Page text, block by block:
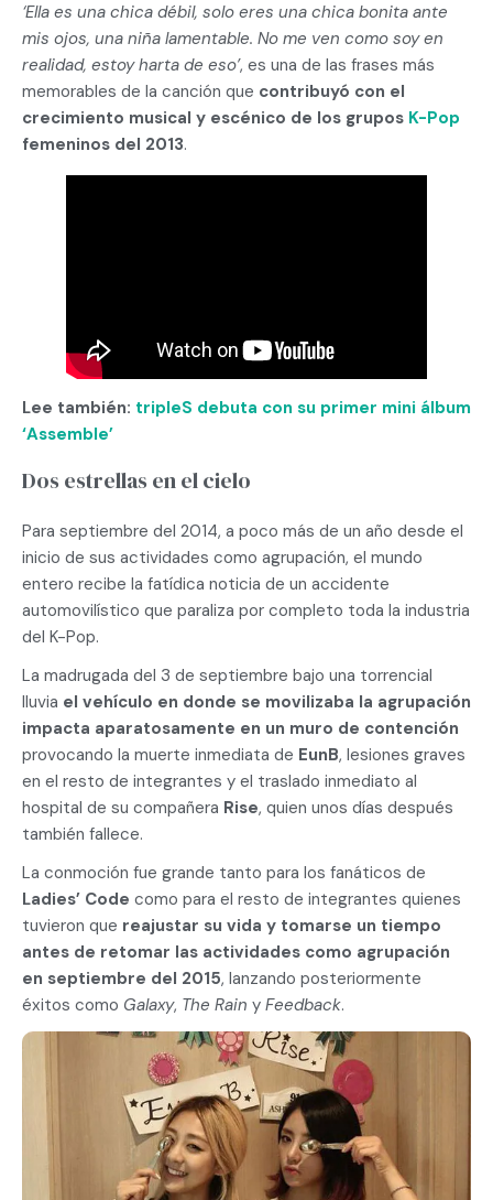
‘Ella es una chica débil, solo eres una chica bonita ante
mis ojos, una niña lamentable. No me ven como soy en
realidad, estoy harta de eso’, es una de las frases más
memorables de la canción que contribuyó con el
crecimiento musical y escénico de los grupos K-Pop
femeninos del 2013.
Lee también: tripleS debuta con su primer mini álbum
‘Assemble’
Dos estrellas en el cielo
Para septiembre del 2014, a poco más de un año desde el
inicio de sus actividades como agrupación, el mundo
entero recibe la fatídica noticia de un accidente
automovilístico que paraliza por completo toda la industria
del K-Pop.
La madrugada del 3 de septiembre bajo una torrencial
lluvia el vehículo en donde se movilizaba la agrupación
impacta aparatosamente en un muro de contención
provocando la muerte inmediata de EunB, lesiones graves
en el resto de integrantes y el traslado inmediato al
hospital de su compañera Rise, quien unos días después
también fallece.
La conmoción fue grande tanto para los fanáticos de
Ladies’ Code como para el resto de integrantes quienes
tuvieron que reajustar su vida y tomarse un tiempo
antes de retomar las actividades como agrupación
en septiembre del 2015, lanzando posteriormente
éxitos como Galaxy, The Rain y Feedback.